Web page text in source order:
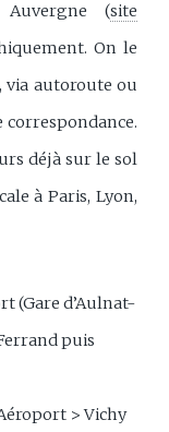
Auvergne (site
On le
via autoroute ou
déjà sur le sol
à Paris, Lyon,
(Gare d’Aulnat-
puis
> Vichy